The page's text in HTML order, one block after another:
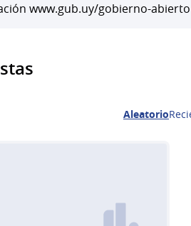
www.gub.uy/gobierno-abierto
Aleatorio